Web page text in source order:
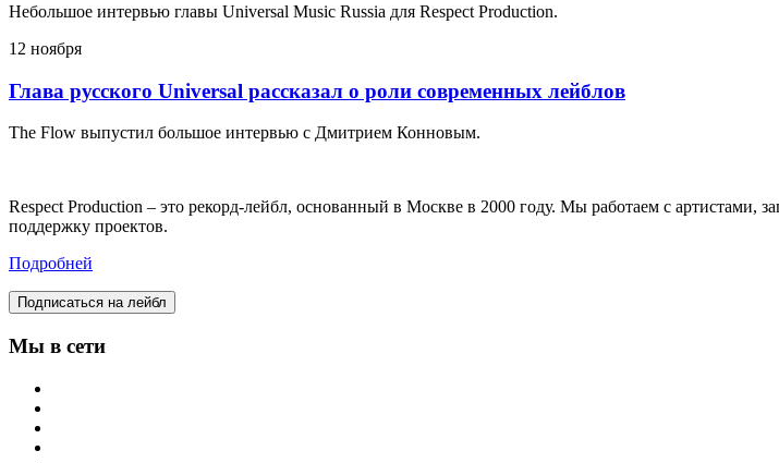
Небольшое интервью главы Universal Music Russia для Respect Production.
12 ноября
Глава русского Universal рассказал о роли современных лейблов
The Flow выпустил большое интервью с Дмитрием Конновым.
Respect Production – это рекорд-лейбл, основанный в Москве в 2000 году. Мы работаем с
поддержку проектов.
Подробней
Подписаться на лейбл
Мы в сети